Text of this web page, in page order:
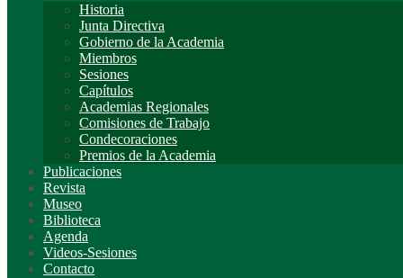
Historia
Junta Directiva
Gobierno de la Academia
Miembros
Sesiones
Capítulos
Academias Regionales
Comisiones de Trabajo
Condecoraciones
Premios de la Academia
Publicaciones
Revista
Museo
Biblioteca
Agenda
Videos-Sesiones
Contacto